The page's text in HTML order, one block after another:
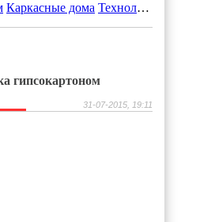
Удаление железа из воды:
Каркасные дома Технология каркасного домостроения Платформа
гипсокартоном
31-07-2015, 19:11